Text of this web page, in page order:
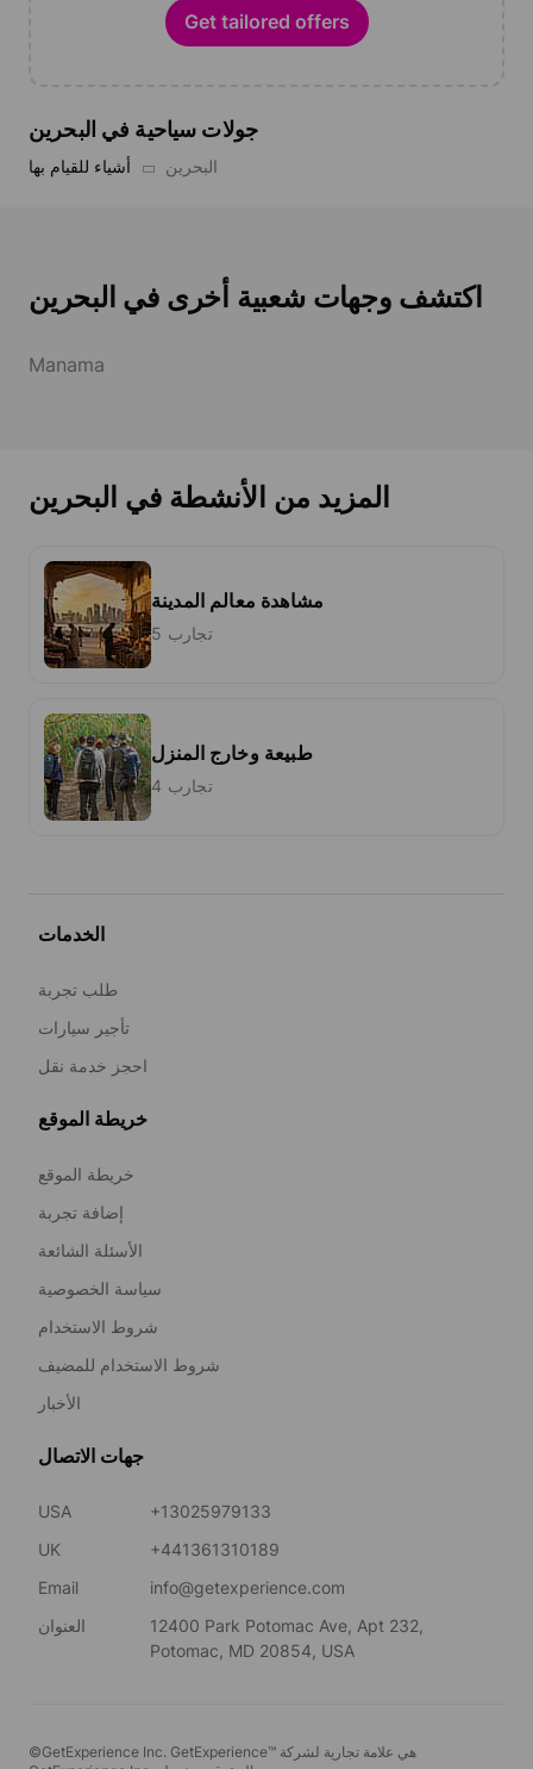
Get tailored offers
جولات سياحية في البحرين
أشياء للقيام بها البحرين
اكتشف وجهات شعبية أخرى في البحرين
Manama
المزيد من الأنشطة في البحرين
مشاهدة معالم المدينة
5 تجارب
طبيعة وخارج المنزل
4 تجارب
الخدمات
طلب تجربة
تأجير سيارات
احجز خدمة نقل
خريطة الموقع
خريطة الموقع
إضافة تجربة
الأسئلة الشائعة
سياسة الخصوصية
شروط الاستخدام
شروط الاستخدام للمضيف
الأخبار
جهات الاتصال
USA
+13025979133
UK
+441361310189
Email
info@getexperience.com
العنوان
12400 Park Potomac Ave, Apt 232,
Potomac, MD 20854, USA
©GetExperience Inc. GetExperience™ هي علامة تجارية لشركة